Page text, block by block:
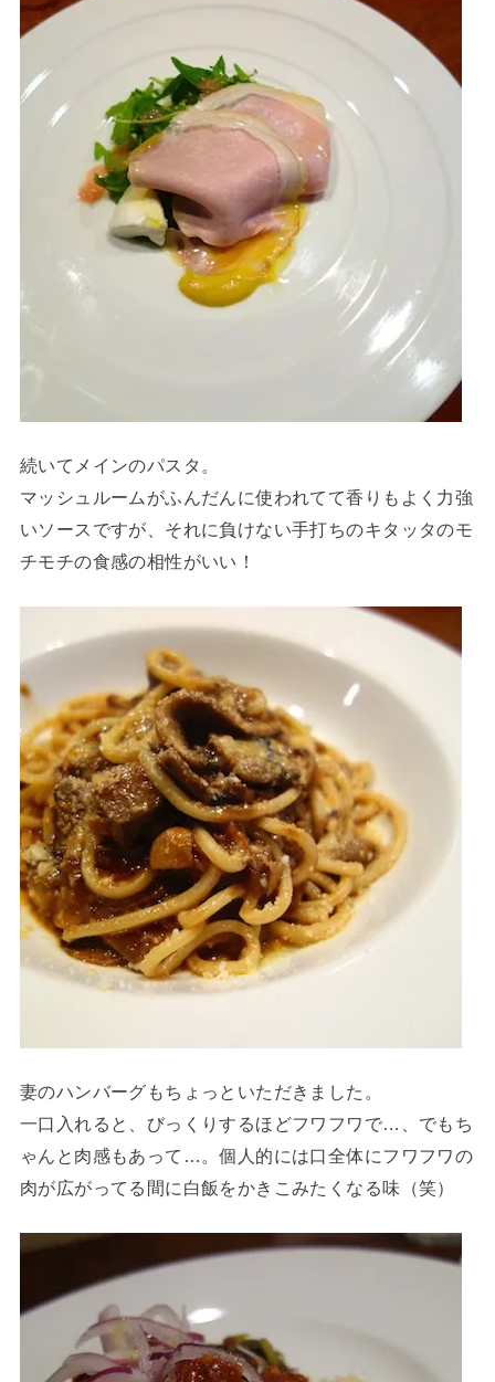
続いてメインのパスタ。
マッシュルームがふんだんに使われてて香りもよく力強
いソースですが、それに負けない手打ちのキタッタのモ
チモチの食感の相性がいい！
妻のハンバーグもちょっといただきました。
一口入れると、びっくりするほどフワフワで…、でもち
ゃんと肉感もあって…。個人的には口全体にフワフワの
肉が広がってる間に白飯をかきこみたくなる味（笑）